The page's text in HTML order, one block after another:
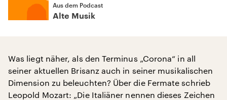
Aus dem Podcast
Alte Musik
Was liegt näher, als den Terminus „Corona“ in all
seiner aktuellen Brisanz auch in seiner musikalischen
Dimension zu beleuchten? Über die Fermate schrieb
Leopold Mozart: „Die Italiäner nennen dieses Zeichen